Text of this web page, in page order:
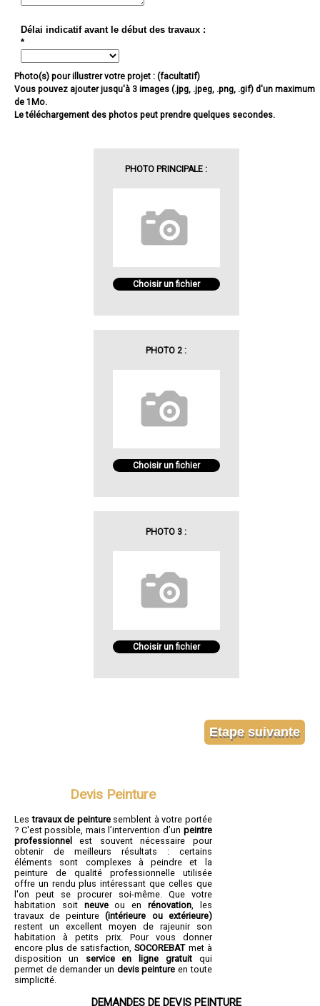
Délai indicatif avant le début des travaux :
*
Photo(s) pour illustrer votre projet : (facultatif)
Vous pouvez ajouter jusqu'à 3 images (.jpg, .jpeg, .png, .gif) d'un maximum
de 1Mo.
Le téléchargement des photos peut prendre quelques secondes.
PHOTO PRINCIPALE :
Choisir un fichier
PHOTO 2 :
Choisir un fichier
PHOTO 3 :
Choisir un fichier
Devis Peinture
Lestravaux de peinturesemblent à votre portée
? C'est possible, mais l’intervention d’un peintre
professionnel
est souvent nécessaire pour
obtenir de meilleurs résultats : certains
éléments sont complexes à peindre et la
peinture de qualité professionnelle utilisée
offre un rendu plus intéressant que celles que
l'on peut se procurer soi-même. Que votre
habitation soit neuveou en rénovation, les
travaux de peinture(intérieure ou extérieure)
restent un excellent moyen de rajeunir son
habitation à petits prix. Pour vous donner
encore plus de satisfaction,SOCOREBATmet à
disposition un service en ligne gratuitqui
permet de demander un devis peinture en toute
simplicité.
DEMANDES DE DEVIS PEINTURE